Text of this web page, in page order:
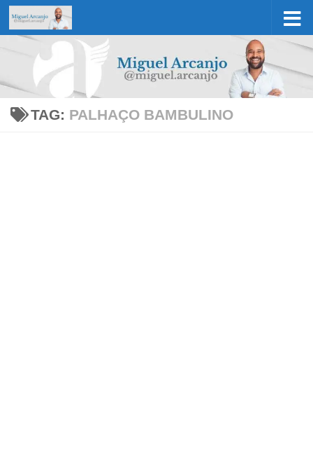
Skip to content
TAG: PALHAÇO BAMBULINO